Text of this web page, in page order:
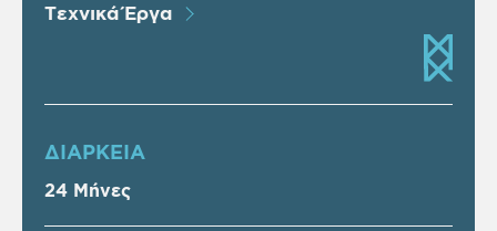
Τεχνικά Έργα
ΔΙΑΡΚΕΙΑ
24 Μήνες